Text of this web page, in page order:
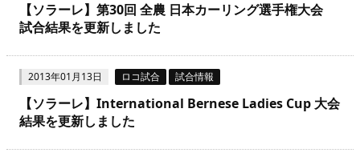
【ソラーレ】第30回 全農 日本カーリング選手権大会
試合結果を更新しました
2013年01月13日 ロコ試合 試合情報
【ソラーレ】International Bernese Ladies Cup 大会
結果を更新しました